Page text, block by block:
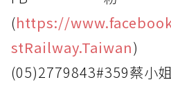
(https://
stRailway.Taiwan)
(05)2779843#359蔡小